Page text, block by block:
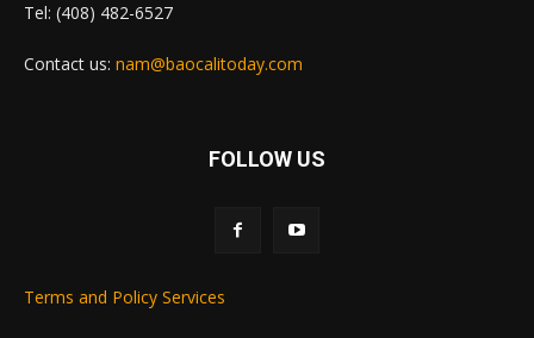
Tel: (408) 482-6527
Contact us: nam@baocalitoday.com
FOLLOW US
Terms and Policy Services